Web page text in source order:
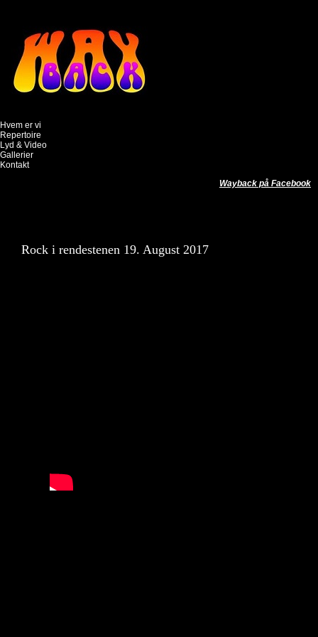
Hvem er vi
Repertoire
Lyd & Video
Gallerier
Kontakt
Wayback på Facebook
Rock i rendestenen 19. August 2017